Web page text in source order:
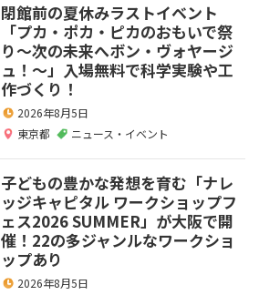
閉館前の夏休みラストイベント
「プカ・ポカ・ピカのおもいで祭
り～次の未来へボン・ヴォヤージ
ュ！～」入場無料で科学実験や工
作づくり！
2026年8月5日
東京都
ニュース・イベント
子どもの豊かな発想を育む「ナレ
ッジキャピタル ワークショップフ
ェス2026 SUMMER」が大阪で開
催！22の多ジャンルなワークショ
ップあり
2026年8月5日